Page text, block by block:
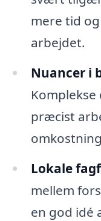
mere tid
arbejdet.
Nuancer i
præcist
Lokale
mellem
en god idé